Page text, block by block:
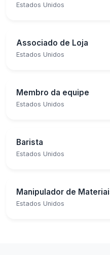
Estados Unidos
Associado de Loja
Estados Unidos
Membro da equipe
Estados Unidos
Barista
Estados Unidos
Manipulador de
Estados Unidos